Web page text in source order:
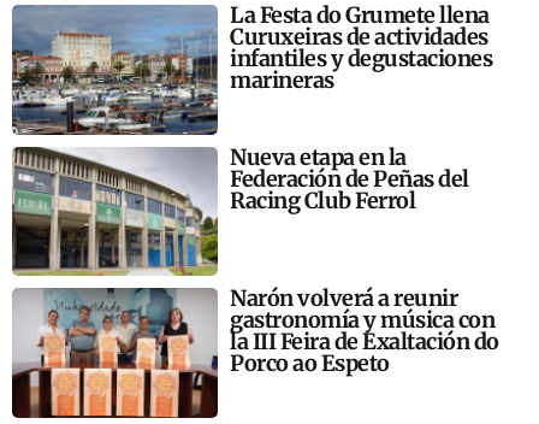
La Festa do Grumete llena
Curuxeiras de actividades
infantiles y degustaciones
marineras
Nueva etapa en la
Federación de Peñas del
Racing Club Ferrol
Narón volverá a reunir
gastronomía y música con
la III Feira de Exaltación do
Porco ao Espeto